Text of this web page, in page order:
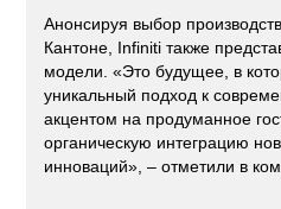
Анонсируя выбор
Кантоне, Infiniti также
модели. «Это будущее, в
уникальный подход к
акцентом на продуманное
органическую интеграцию
инноваций», – отметили в